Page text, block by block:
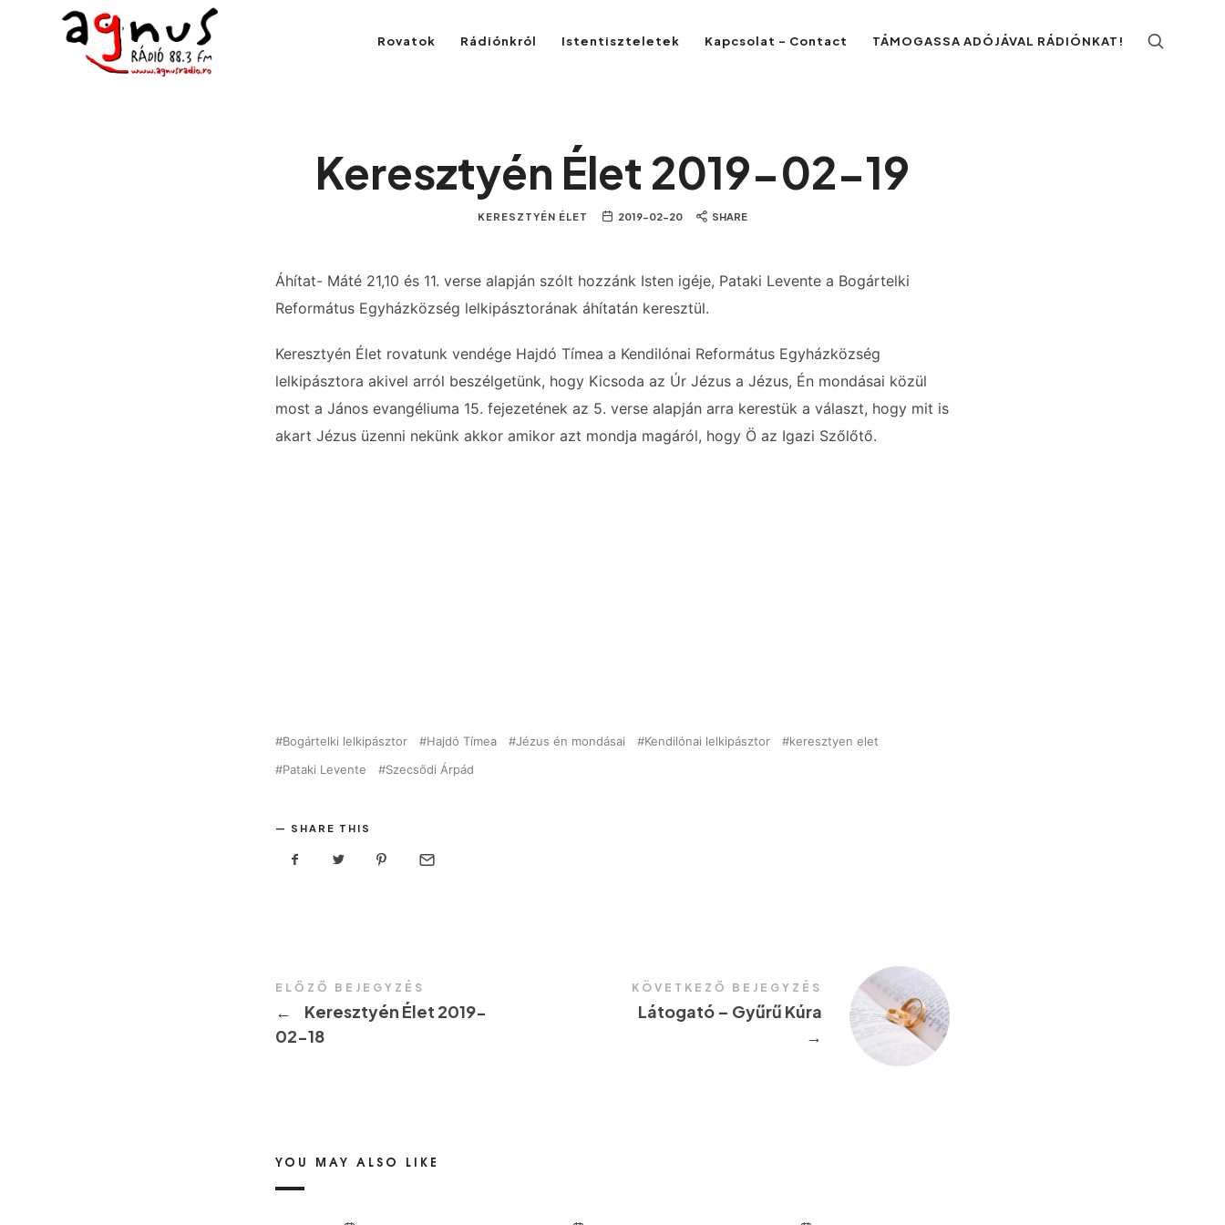
Agnus Rádió Rovatok Rádiónkról Istentiszteletek Kapcsolat – Contact TÁMOGASSA ADÓJÁVAL RÁDIÓNKAT!
Keresztyén Élet 2019-02-19
KERESZTYÉN ÉLET 2019-02-20 SHARE
Áhítat- Máté 21,10 és 11. verse alapján szólt hozzánk Isten igéje, Pataki Levente a Bogártelki
Református Egyházközség lelkipásztorának áhítatán keresztül.
Keresztyén Élet rovatunk vendége Hajdó Tímea a Kendilónai Református Egyházközség
lelkipásztora akivel arról beszélgetünk, hogy Kicsoda az Úr Jézus a Jézus, Én mondásai közül
most a János evangéliuma 15. fejezetének az 5. verse alapján arra kerestük a választ, hogy mit is
akart Jézus üzenni nekünk akkor amikor azt mondja magáról, hogy Ö az Igazi Szőlőtő.
Bogártelki lelkipásztor Hajdó Tímea Jézus én mondásai Kendilónai lelkipásztor
keresztyen elet
Pataki Levente
Szecsődi Árpád
SHARE THIS
ELŐZŐ BEJEGYZÉS
←
Keresztyén Élet 2019-
02-18
KÖVETKEZŐ BEJEGYZÉS
Látogató – Gyűrű Kúra
→
YOU MAY ALSO LIKE